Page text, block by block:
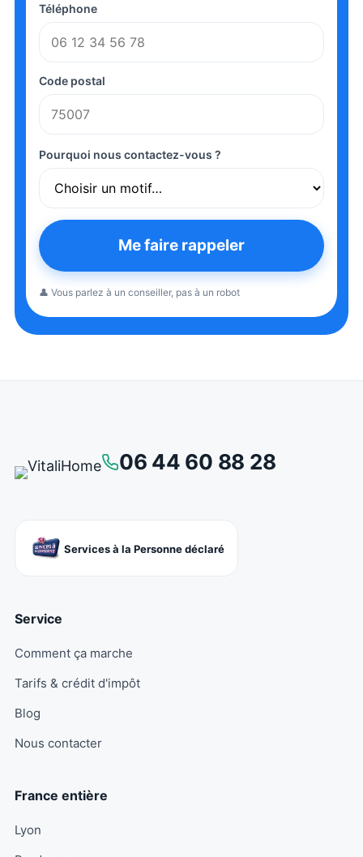
Téléphone
Code postal
Pourquoi nous contactez-vous ?
Me faire rappeler
👤 Vous parlez à un conseiller, pas à un robot
06 44 60 88 28
Services à la Personne déclaré
Service
Comment ça marche
Tarifs & crédit d'impôt
Blog
Nous contacter
France entière
Lyon